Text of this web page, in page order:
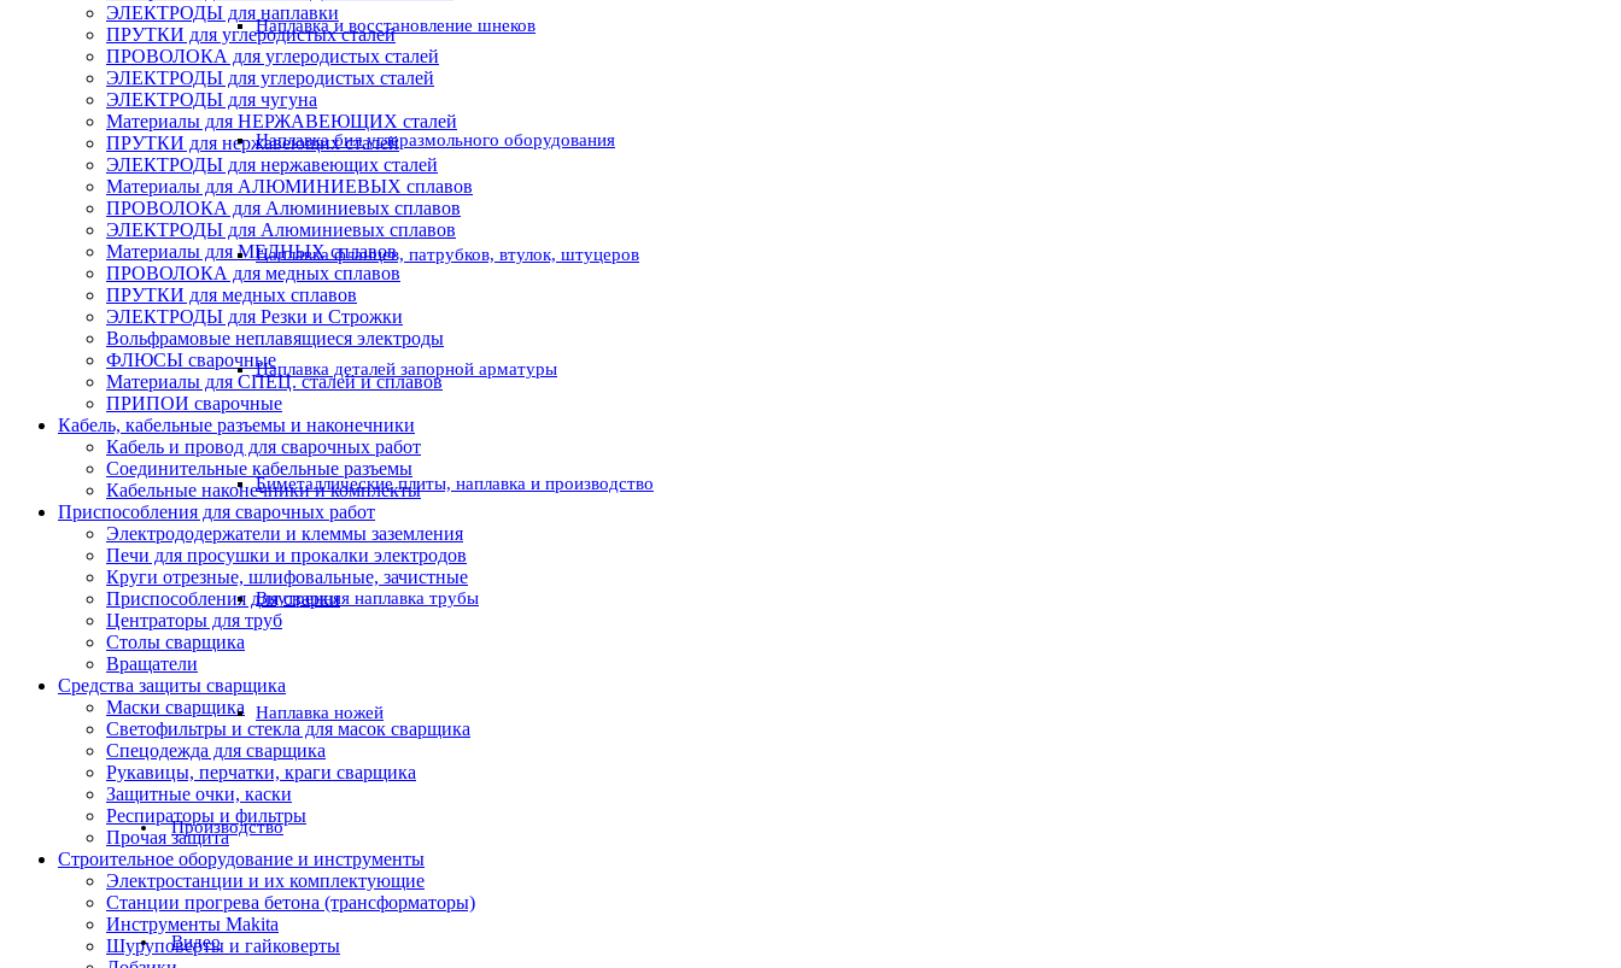
Наплавка и восстановление шнеков
Наплавка бил углеразмольного оборудования
Наплавка фланцев, патрубков, втулок, штуцеров
Наплавка деталей запорной арматуры
Биметаллические плиты, наплавка и производство
Внутренняя наплавка трубы
Наплавка ножей
Производство
Видео
ЭЛЕКТРОДЫ для наплавки
ПРУТКИ для углеродистых сталей
ПРОВОЛОКА для углеродистых сталей
ЭЛЕКТРОДЫ для углеродистых сталей
ЭЛЕКТРОДЫ для чугуна
Материалы для НЕРЖАВЕЮЩИХ сталей
ПРУТКИ для нержавеющих сталей
ЭЛЕКТРОДЫ для нержавеющих сталей
Материалы для АЛЮМИНИЕВЫХ сплавов
ПРОВОЛОКА для Алюминиевых сплавов
ЭЛЕКТРОДЫ для Алюминиевых сплавов
Материалы для МЕДНЫХ сплавов
ПРОВОЛОКА для медных сплавов
ПРУТКИ для медных сплавов
ЭЛЕКТРОДЫ для Резки и Строжки
Вольфрамовые неплавящиеся электроды
ФЛЮСЫ сварочные
Материалы для СПЕЦ. сталей и сплавов
ПРИПОИ сварочные
Кабель, кабельные разъемы и наконечники
Кабель и провод для сварочных работ
Соединительные кабельные разъемы
Кабельные наконечники и комплекты
Приспособления для сварочных работ
Электрододержатели и клеммы заземления
Печи для просушки и прокалки электродов
Круги отрезные, шлифовальные, зачистные
Приспособления для сварки
Центраторы для труб
Столы сварщика
Вращатели
Средства защиты сварщика
Маски сварщика
Светофильтры и стекла для масок сварщика
Спецодежда для сварщика
Рукавицы, перчатки, краги сварщика
Защитные очки, каски
Респираторы и фильтры
Прочая защита
Строительное оборудование и инструменты
Электростанции и их комплектующие
Станции прогрева бетона (трансформаторы)
Инструменты Makita
Шуруповерты и гайковерты